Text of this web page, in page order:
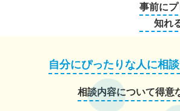
事前に
知れ
自分にぴったりな人に相
相談内容について得意